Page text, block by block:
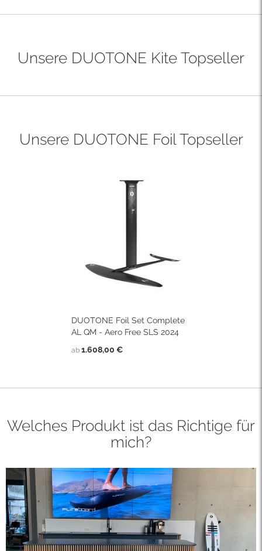
Unsere DUOTONE Kite Topseller
Unsere DUOTONE Foil Topseller
DUOTONE Foil Set Complete
AL QM - Aero Free SLS 2024
ab 1.608,00 €
Welches Produkt ist das Richtige für
mich?